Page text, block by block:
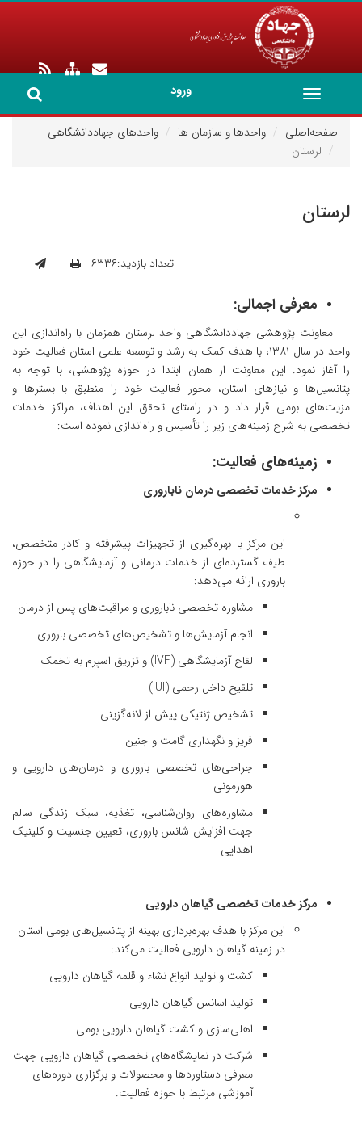
ورود
Toggle
navigation
صفحه‌اصلی
واحدها و سازمان ها
واحدهای جهاددانشگاهی
لرستان
لرستان
تعداد بازدید:۶۳۳۶
معرفی اجمالی:
معاونت پژوهشی جهاددانشگاهی واحد لرستان همزمان با راه‌اندازی این
واحد در سال ۱۳۸۱، با هدف کمک به رشد و توسعه علمی استان فعالیت خود
را آغاز نمود. این معاونت از همان ابتدا در حوزه پژوهشی، با توجه به
پتانسیل‌ها و نیازهای استان، محور فعالیت خود را منطبق با بسترها و
مزیت‌های بومی قرار داد و در راستای تحقق این اهداف، مراکز خدمات
تخصصی به شرح زمینه‌­های زیر را تأسیس و راه‌اندازی نموده است:
زمینه­‌های فعالیت:
مرکز خدمات تخصصی درمان ناباروری
این مرکز با بهره‌گیری از تجهیزات پیشرفته و کادر متخصص،
طیف گسترده‌ای از خدمات درمانی و آزمایشگاهی را در حوزه
باروری ارائه می‌دهد:
مشاوره تخصصی ناباروری و مراقبت‌های پس از درمان
انجام آزمایش‌ها و تشخیص‌های تخصصی باروری
لقاح آزمایشگاهی (IVF) و تزریق اسپرم به تخمک
تلقیح داخل رحمی (IUI)
تشخیص ژنتیکی پیش از لانه‌گزینی
فریز و نگهداری گامت و جنین
جراحی‌های تخصصی باروری و درمان‌های دارویی و
هورمونی
مشاوره‌های روان‌شناسی، تغذیه، سبک زندگی سالم
جهت افزایش شانس باروری، تعیین جنسیت و کلینیک
اهدایی
مرکز خدمات تخصصی گیاهان دارویی
این مرکز با هدف بهره‌برداری بهینه از پتانسیل‌های بومی استان
در زمینه گیاهان دارویی فعالیت می‌کند:
کشت و تولید انواع نشاء و قلمه گیاهان دارویی
تولید اسانس گیاهان دارویی
اهلی‌سازی و کشت گیاهان دارویی بومی
شرکت در نمایشگاه‌های تخصصی گیاهان دارویی جهت
معرفی دستاوردها و محصولات و برگزاری دوره­‌های
آموزشی مرتبط با حوزه فعالیت.